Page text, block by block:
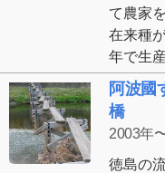
て農家
在来種
年で生
阿波國
橋
2003年
徳島の